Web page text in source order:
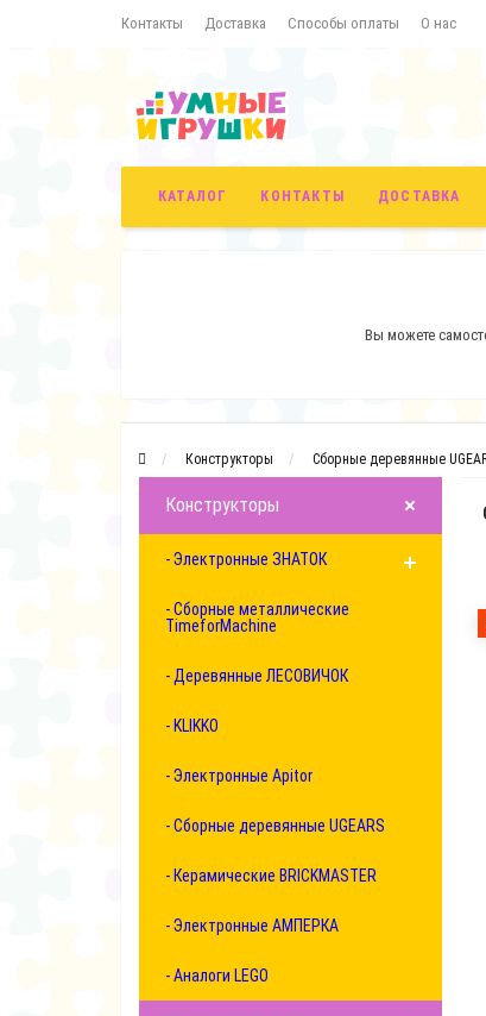
Контакты Доставка Способы оплаты О нас
КАТАЛОГ КОНТАКТЫ ДОСТАВКА
Вы можете
Конструкторы Сборные деревянные
Конструкторы
- Электронные ЗНАТОК
- Сборные металлические
TimeforMachine
- Деревянные ЛЕСОВИЧОК
- KLIKKO
- Электронные Apitor
- Сборные деревянные UGEARS
- Керамические BRICKMASTER
- Электронные АМПЕРКА
- Аналоги LEGO